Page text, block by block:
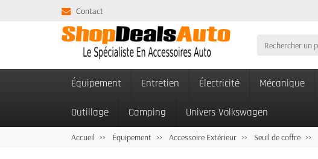
Contact
Équipement Entretien Électricité Mécanique
Outillage Camping Univers Volkswagen
Accueil Équipement Accessoire Extérieur Seuil de coffre